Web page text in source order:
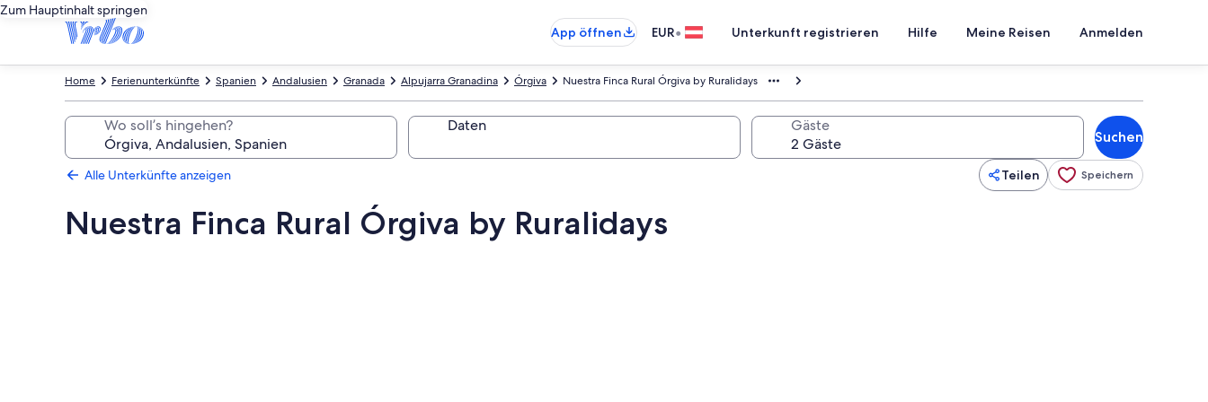
Zum Hauptinhalt springen
App öffnen
EUR• Unterkunft registrieren Hilfe Meine Reisen Anmelden
Nuestra Finca Rural Órgiva by Ruralidays
Órgiva
Alpujarra Granadina
Granada
Andalusien
Spanien
Ferienunterkünfte
Home
Wo soll’s hingehen? Daten Gäste
Suchen
Alle Unterkünfte anzeigen Teilen Speichern
Nuestra Finca Rural Órgiva by Ruralidays